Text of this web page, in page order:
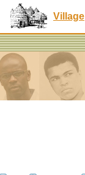
Village